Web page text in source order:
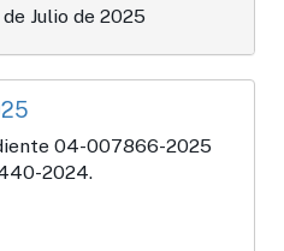
Julio de 2025
04-007866-2025
2024.